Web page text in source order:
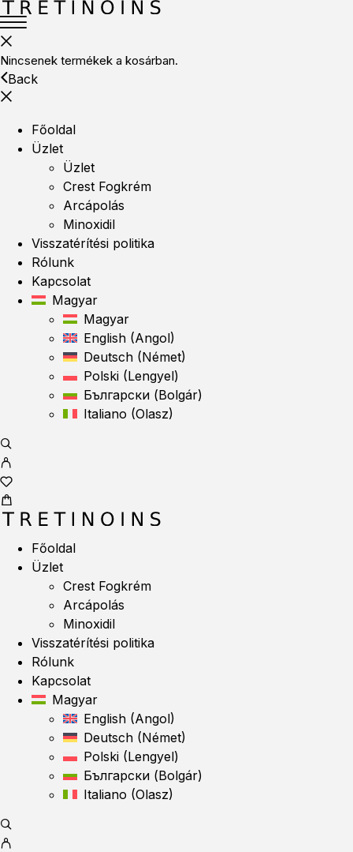
Nincsenek termékek a kosárban.
Back
Főoldal
Üzlet
Üzlet
Crest Fogkrém
Arcápolás
Minoxidil
Visszatérítési politika
Rólunk
Kapcsolat
Magyar
Magyar
English (Angol)
Deutsch (Német)
Polski (Lengyel)
Български (Bolgár)
Italiano (Olasz)
Főoldal
Üzlet
Crest Fogkrém
Arcápolás
Minoxidil
Visszatérítési politika
Rólunk
Kapcsolat
Magyar
English (Angol)
Deutsch (Német)
Polski (Lengyel)
Български (Bolgár)
Italiano (Olasz)